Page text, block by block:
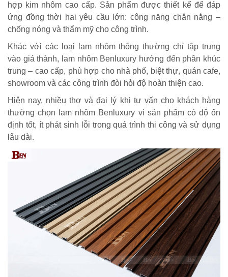
hợp kim nhôm cao cấp. Sản phẩm được thiết kế để đáp
ứng đồng thời hai yêu cầu lớn: công năng chắn nắng –
chống nóng và thẩm mỹ cho công trình.
Khác với các loại lam nhôm thông thường chỉ tập trung
vào giá thành, lam nhôm Benluxury hướng đến phân khúc
trung – cao cấp, phù hợp cho nhà phố, biệt thự, quán cafe,
showroom và các công trình đòi hỏi độ hoàn thiện cao.
Hiện nay, nhiều thợ và đại lý khi tư vấn cho khách hàng
thường chọn lam nhôm Benluxury vì sản phẩm có độ ổn
định tốt, ít phát sinh lỗi trong quá trình thi công và sử dụng
lâu dài.